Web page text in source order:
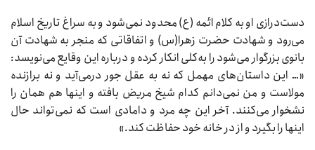
دست‌درازی او به کلام ائمه (ع) محدود نمی‌شود و به سراغ تاریخ اسلام
می‌رود و شهادت حضرت زهرا(س) و اتفاقاتی که منجر به شهادت آن
بانوی بزرگوار می‌‌شود را به‌کلی انکار کرده و درباره این وقایع می‌نویسد:
«… این داستان‌های مهمل که نه به عقل جور درمی‌آید و نه برازنده
مولاست و من نمی‌دانم کدام شیخ مریض بافته و اینها هم همان را
نشخوار می‌کنند. آخر این چه مرد و دامادی است که نمی‌تواند حال
اینها را بگیرد و از در خانه خود حفاظت کند.»